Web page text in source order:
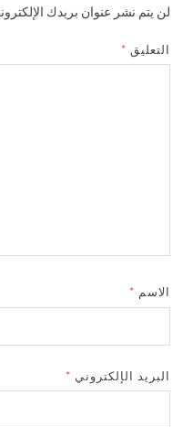
لن يتم نشر عنوان بريدك
التعليق *
الاسم *
البريد الإلكتروني *